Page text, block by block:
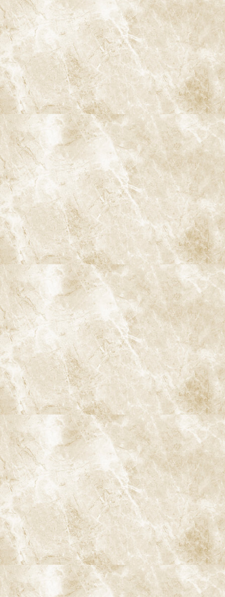
阿佐ヶ谷の当院で行う「マイクロスコープを用いた歯内療法」の
一般的な流れをご紹介します。症例により前後することはありま
すが、基本的には以下のようなステップで進みます。
カウンセリング・検査
現在の症状やこれまでの治療歴をお伺いし、レントゲン・必要に
応じてCTを撮影して、根の状態・骨の状態・根尖病変の有無など
を確認します。
治療計画の説明
マイクロスコープの使用目的・治療回数の目安・費用・考えられ
るリスクや限界について、画像をお見せしながら分かりやすくご
説明します。
ラバーダム防湿・マイクロスコープのセットアップ
ラバーダムを装着して治療する歯を隔離し、マイクロスコープを
適切な位置にセットします。
根管内の清掃・形成・洗浄
マイクロスコープで根管口や分岐部を確認しながら、専用の器具
と洗浄液で根管内の感染源を丁寧に除去します。
根管充填
十分な清掃・消毒が完了したことを確認した上で、根管内を充填
材で隙間なく封鎖します。
最終的な修復（詰め物・被せ物）
根管治療後、歯の強度や噛み合わせを考慮しながら、詰め物・被
せ物でしっかりと修復します。
経過観察・メンテナンス
レントゲンやCTで根尖病変の改善具合を確認しながら、定期的な
メンテナンスで再発予防に取り組みます。
よくあるご質問（マイクロスコープ
による根管治療）
Q. マイクロスコープを使うと痛みは少なく
なりますか？
マイクロスコープ自体が痛みを直接減らすわけではありません
が、視野が拡大されることで、不必要な部分を削らずに済み、よ
り丁寧で確実な処置が可能になります。当院では、十分な麻酔や
痛みに配慮した手技と組み合わせることで、できるだけ負担の少
ない治療を心がけています。
Q. すべての根管治療でマイクロスコープを
使いますか？